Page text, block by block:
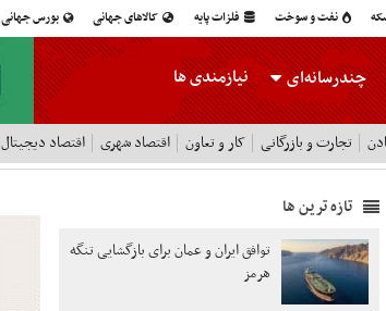
نفت و سوخت فلزات پایه کالاهای جهانی بورس جهانی
چندرسانه‌ای نیازمندی ها
تجارت و بازرگانی کار و تعاون اقتصاد شهری اقتصاد دیجیتال
تازه ترین ها
توافق ایران و عمان برای بازگشایی تنگه
هرمز